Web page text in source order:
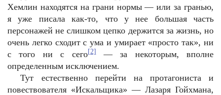
Хемлин находятся на грани нормы — или за гранью,
я уже писала как-то, что у нее большая часть
персонажей не слишком цепко держится за жизнь, но
очень легко сходит с ума и умирает «просто так», ни
с того ни с сего[2]— за некоторым, вполне
определенным исключением.
Тут естественно перейти на протагониста и
повествователя «Искальщика» — Лазаря Гойхмана,